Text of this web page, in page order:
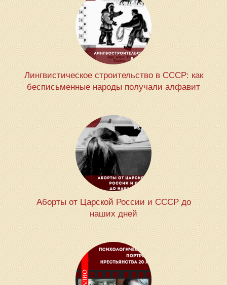
Лингвистическое строительство в СССР: как
бесписьменные народы получали алфавит
Аборты от Царской России и СССР до
наших дней